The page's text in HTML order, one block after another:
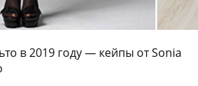
в 2019 году — кейпы от Sonia